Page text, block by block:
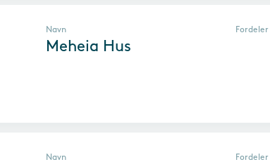
Navn
Meheia Hus
Fordeler
Navn Fordeler